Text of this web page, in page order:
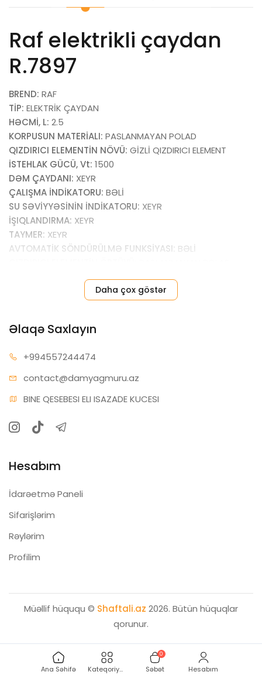
Ana Səhifə Kateqoriyalar Səbət
0
Hesabım
Raf elektrikli çaydan
R.7897
BREND: RAF
TİP: ELEKTRİK ÇAYDAN
HƏCMİ, L: 2.5
KORPUSUN MATERİALI: PASLANMAYAN POLAD
QIZDIRICI ELEMENTİN NÖVÜ: GİZLİ QIZDIRICI ELEMENT
İSTEHLAK GÜCÜ, Vt: 1500
DƏM ÇAYDANI: XEYR
ÇALIŞMA İNDİKATORU: BƏLİ
SU SƏVİYYƏSİNİN İNDİKATORU: XEYR
İŞIQLANDIRMA: XEYR
TAYMER: XEYR
AVTOMATİK SÖNDÜRÜLMƏ FUNKSİYASI: BƏLİ
ÖZÜNÜ-TƏMİZLƏMƏ FUNKSİYASI:XEYR
ENİ, sm: 20
İSTEHSALÇI ÖLKƏ:ÇİN
Daha çox göstər
Əlaqə Saxlayın
+994557244474
contact@damyagmuru.az
BINE QESEBESI ELI ISAZADE KUCESI
Hesabım
İdarəetmə Paneli
Sifarişlərim
Rəylərim
Profilim
Müəllif hüququ © Shaftali.az 2026. Bütün hüquqlar
qorunur.